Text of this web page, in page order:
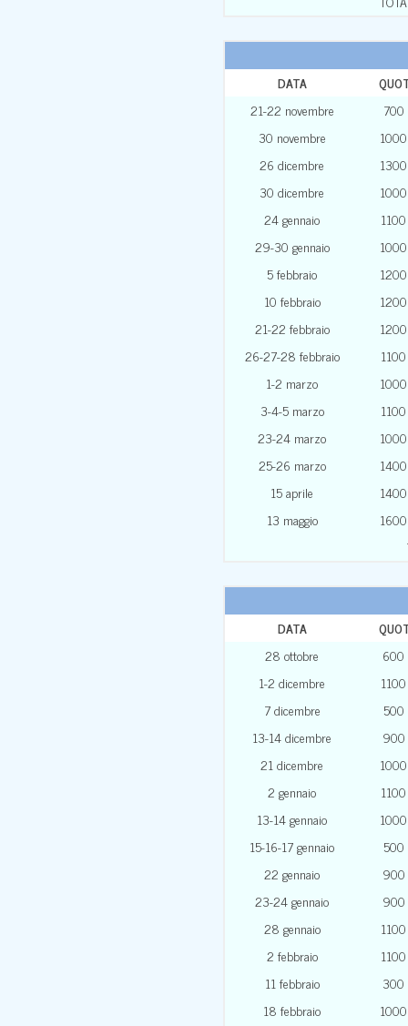
DATA
21-22 novembre
700
30 novembre
26 dicembre
30 dicembre
24 gennaio
29-30 gennaio
5 febbraio
10 febbraio
21-22 febbraio
26-27-28 febbraio
1-2 marzo
3-4-5 marzo
23-24 marzo
25-26 marzo
15 aprile
13 maggio
DATA
28 ottobre
600
1-2 dicembre
7 dicembre
500
13-14 dicembre
21 dicembre
2 gennaio
13-14 gennaio
15-16-17 gennaio
500
22 gennaio
23-24 gennaio
28 gennaio
2 febbraio
11 febbraio
300
18 febbraio